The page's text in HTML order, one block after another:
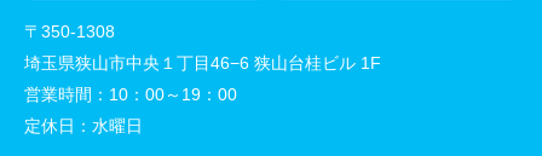
〒350-1308
埼玉県狭山市中央１丁目46−6 狭山台桂ビル 1F
営業時間： 10：00～19：00
定休日： 水曜日